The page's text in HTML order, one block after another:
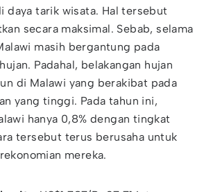
daya tarik wisata. Hal tersebut
secara maksimal. Sebab, selama
masih bergantung pada
Padahal, belakangan hujan
di Malawi yang berakibat pada
yang tinggi. Pada tahun ini,
hanya 0,8% dengan tingkat
tersebut terus berusaha untuk
mereka.